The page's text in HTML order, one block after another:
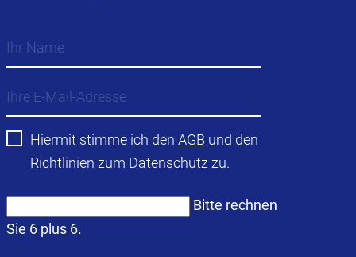
Hiermit stimme ich den AGB und den
Richtlinien zum Datenschutzzu.
Bitte rechnen
Sie 6 plus 6.